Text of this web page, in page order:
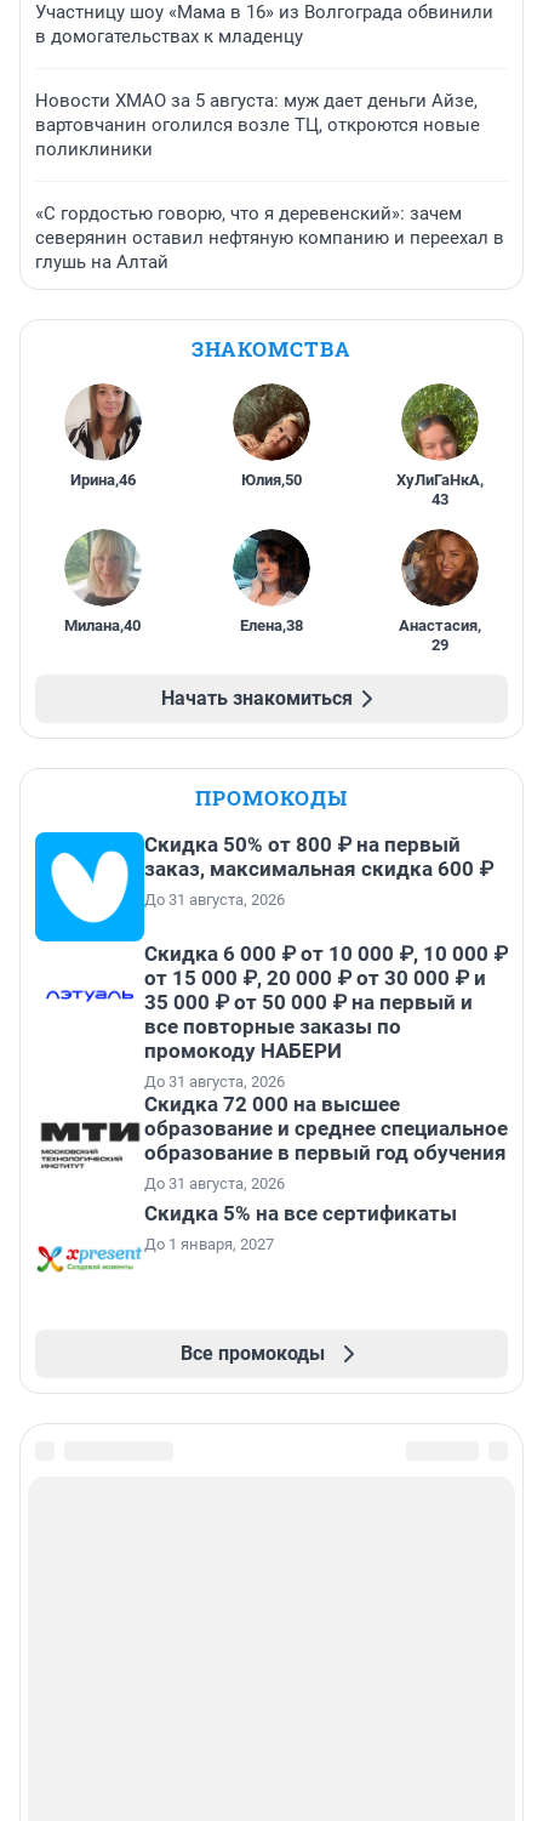
Участницу шоу «Мама в 16» из Волгограда обвинили
в домогательствах к младенцу
Новости ХМАО за 5 августа: муж дает деньги Айзе,
вартовчанин оголился возле ТЦ, откроются новые
поликлиники
«С гордостью говорю, что я деревенский»: зачем
северянин оставил нефтяную компанию и переехал в
глушь на Алтай
ЗНАКОМСТВА
Ирина,46 Юлия,50 ХуЛиГаНкА,
43
Милана,40 Елена,38 Анастасия,
29
Начать знакомиться
ПРОМОКОДЫ
Скидка 50% от 800 ₽ на первый
заказ, максимальная скидка 600 ₽
До 31 августа, 2026
Скидка 6 000 ₽ от 10 000 ₽, 10 000 ₽
от 15 000 ₽, 20 000 ₽ от 30 000 ₽ и
35 000 ₽ от 50 000 ₽ на первый и
все повторные заказы по
промокоду НАБЕРИ
До 31 августа, 2026
Скидка 72 000 на высшее
образование и среднее специальное
образование в первый год обучения
До 31 августа, 2026
Скидка 5% на все сертификаты
До 1 января, 2027
Все промокоды